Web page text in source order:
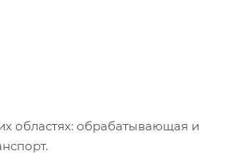
областях: обрабатывающая и